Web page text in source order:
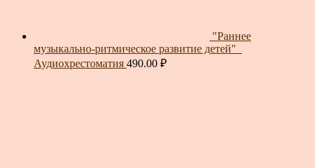
"Раннее
музыкально-ритмическое развитие детей"_
Аудиохрестоматия 490.00 ₽